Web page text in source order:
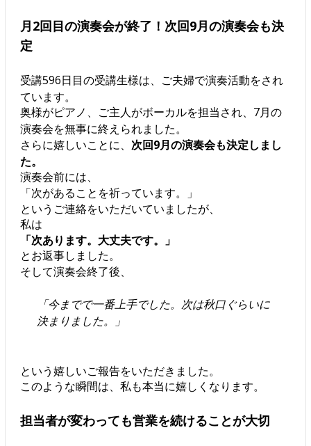
月2回目の演奏会が終了！次回9月の演奏会も決
定
受講596日目の受講生様は、ご夫婦で演奏活動をされ
ています。
奥様がピアノ、ご主人がボーカルを担当され、7月の
演奏会を無事に終えられました。
さらに嬉しいことに、 次回9月の演奏会も決定しまし
た。
演奏会前には、
「次があることを祈っています。」
というご連絡をいただいていましたが、
私は
「次あります。大丈夫です。」
とお返事しました。
そして演奏会終了後、
「今までで一番上手でした。次は秋口ぐらいに
決まりました。」
という嬉しいご報告をいただきました。
このような瞬間は、私も本当に嬉しくなります。
担当者が変わっても営業を続けることが大切